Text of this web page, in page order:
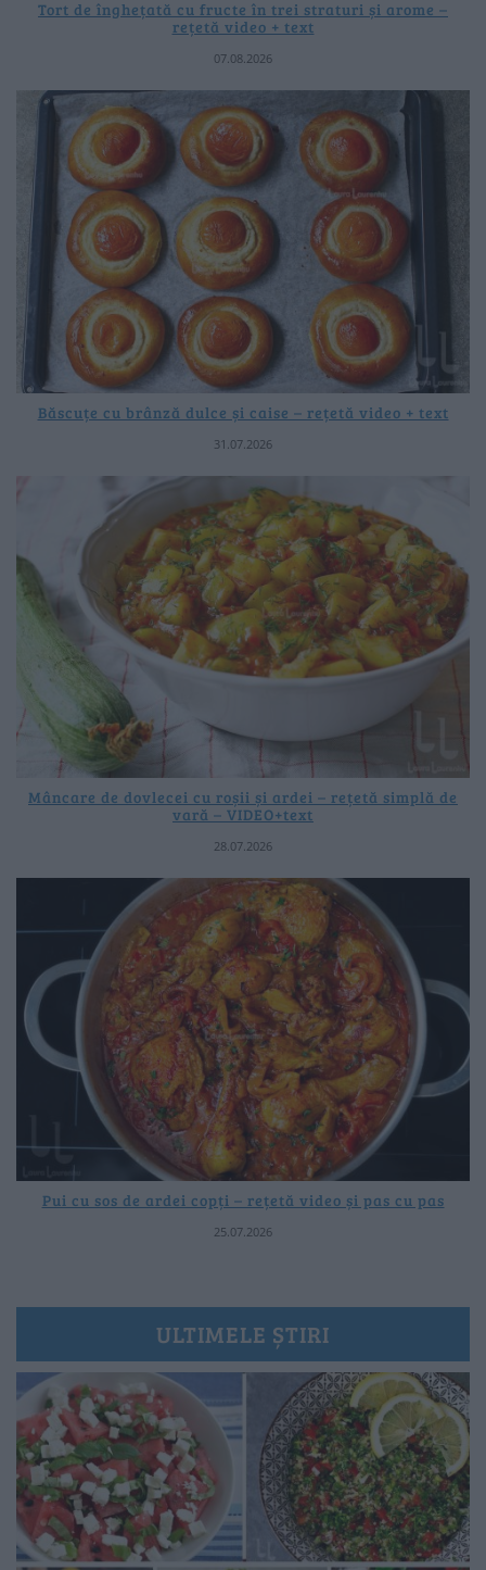
Tort de înghețată cu fructe în trei straturi și arome –
rețetă video + text
07.08.2026
Băscuțe cu brânză dulce și caise – rețetă video + text
31.07.2026
Mâncare de dovlecei cu roșii și ardei – rețetă simplă de
vară – VIDEO+text
28.07.2026
Pui cu sos de ardei copți – rețetă video și pas cu pas
25.07.2026
ULTIMELE ȘTIRI